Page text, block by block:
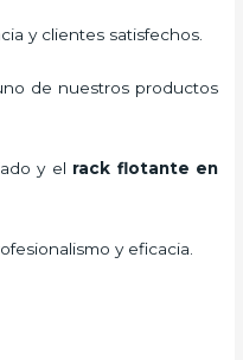
y clientes satisfechos.
de nuestros productos
y el rack flotante en
y eficacia.